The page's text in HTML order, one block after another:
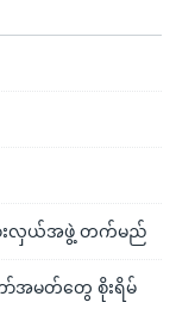
စားလှယ်အဖွဲ့ တက်မည်
ာ်အမတ်တွေ စိုးရိမ်